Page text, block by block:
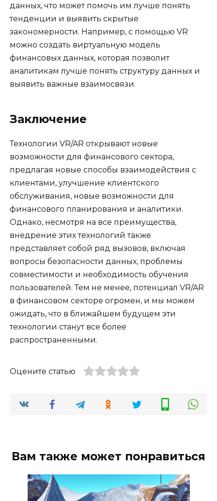
данных, что может помочь им лучше понять
тенденции и выявить скрытые
закономерности. Например, с помощью VR
можно создать виртуальную модель
финансовых данных, которая позволит
аналитикам лучше понять структуру данных и
выявить важные взаимосвязи.
Заключение
Технологии VR/AR открывают новые
возможности для финансового сектора,
предлагая новые способы взаимодействия с
клиентами, улучшение клиентского
обслуживания, новые возможности для
финансового планирования и аналитики.
Однако, несмотря на все преимущества,
внедрение этих технологий также
представляет собой ряд вызовов, включая
вопросы безопасности данных, проблемы
совместимости и необходимость обучения
пользователей. Тем не менее, потенциал VR/AR
в финансовом секторе огромен, и мы можем
ожидать, что в ближайшем будущем эти
технологии станут все более
распространенными.
Оцените статью
Вам также может понравиться